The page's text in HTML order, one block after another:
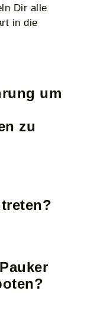
Dir alle
in die
um
zu